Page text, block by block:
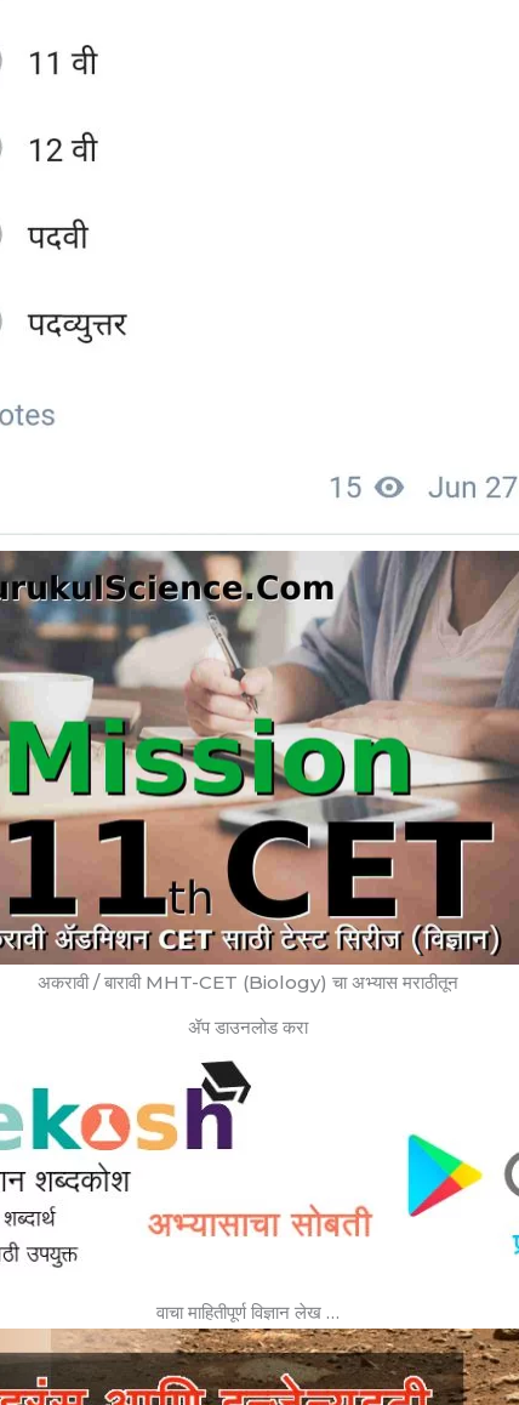
अकरावी / बारावी MHT-CET (Biology) चा अभ्यास मराठीतून
ॲप डाउनलोड करा
वाचा माहितीपूर्ण विज्ञान लेख …